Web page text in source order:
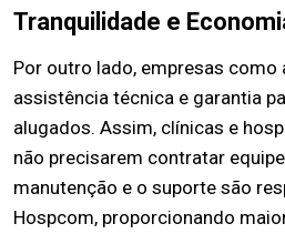
Tranquilidade e
Por outro lado, empresas
assistência técnica e garantia
alugados. Assim, clínicas e
não precisarem contratar
manutenção e o suporte são
Hospcom, proporcionando